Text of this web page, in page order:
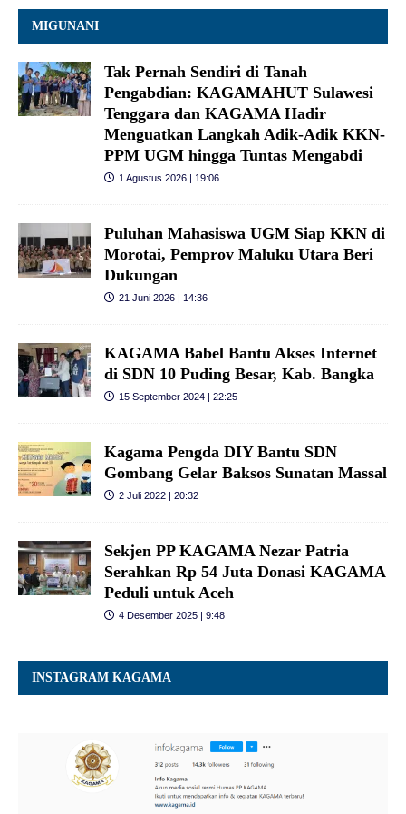
MIGUNANI
Tak Pernah Sendiri di Tanah
Pengabdian: KAGAMAHUT Sulawesi
Tenggara dan KAGAMA Hadir
Menguatkan Langkah Adik-Adik KKN-
PPM UGM hingga Tuntas Mengabdi
1 Agustus 2026 | 19:06
Puluhan Mahasiswa UGM Siap KKN di
Morotai, Pemprov Maluku Utara Beri
Dukungan
21 Juni 2026 | 14:36
KAGAMA Babel Bantu Akses Internet
di SDN 10 Puding Besar, Kab. Bangka
15 September 2024 | 22:25
Kagama Pengda DIY Bantu SDN
Gombang Gelar Baksos Sunatan Massal
2 Juli 2022 | 20:32
Sekjen PP KAGAMA Nezar Patria
Serahkan Rp 54 Juta Donasi KAGAMA
Peduli untuk Aceh
4 Desember 2025 | 9:48
INSTAGRAM KAGAMA